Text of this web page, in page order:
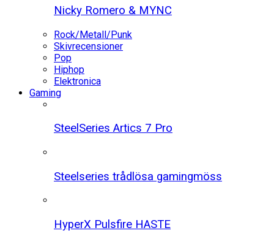
Nicky Romero & MYNC
Rock/Metall/Punk
Skivrecensioner
Pop
Hiphop
Elektronica
Gaming
SteelSeries Artics 7 Pro
Steelseries trådlösa gamingmöss
HyperX Pulsfire HASTE